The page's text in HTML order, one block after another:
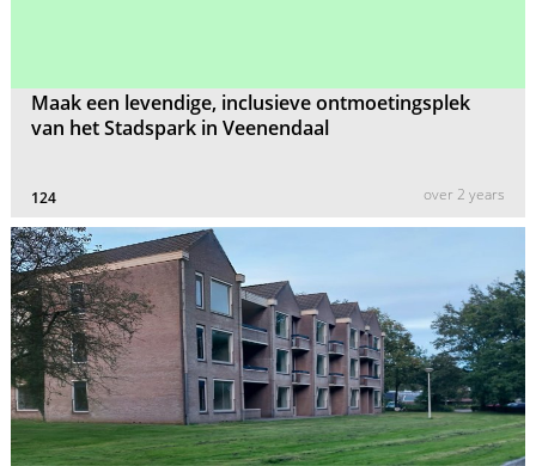
Maak een levendige, inclusieve ontmoetingsplek
van het Stadspark in Veenendaal
124 over 2 years